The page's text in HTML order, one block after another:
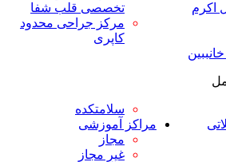
تخصصی قلب شفا
مرکز جراحی محدود
مراکز آموزشی